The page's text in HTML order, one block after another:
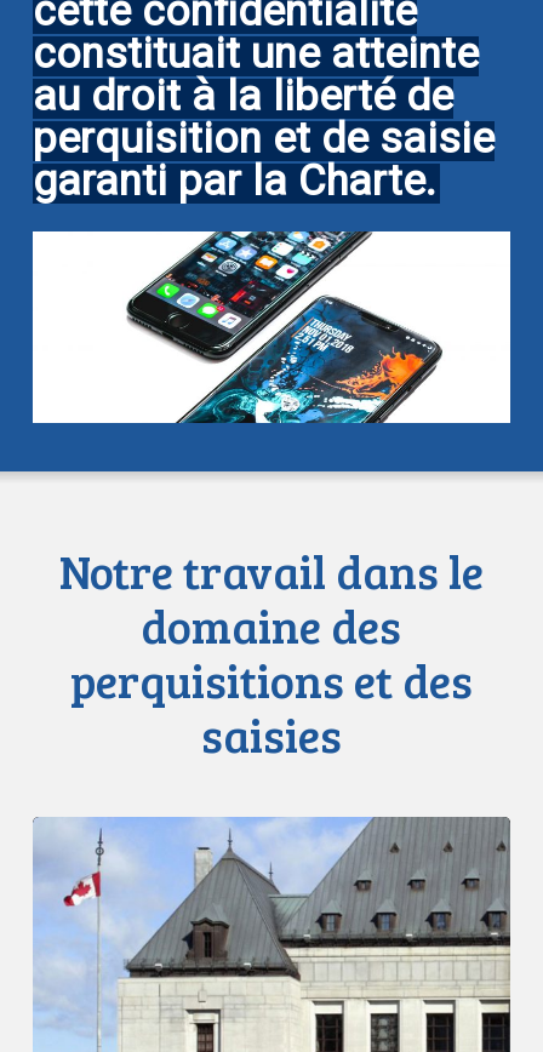
cette confidentialité
constituait une atteinte
au droit à la liberté de
perquisition et de saisie
garanti par la Charte.
Notre travail dans le
domaine des
perquisitions et des
saisies
La
rend
arrêt
l’affaire